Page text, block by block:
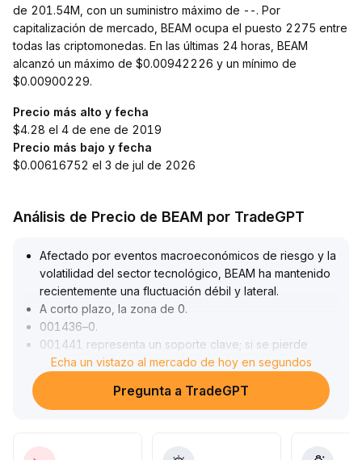
de 201.54M, con un suministro máximo de --. Por
capitalización de mercado, BEAM ocupa el puesto 2275 entre
todas las criptomonedas. En las últimas 24 horas, BEAM
alcanzó un máximo de $0.00942226 y un mínimo de
$0.00900229.
Precio más alto y fecha
$4.28 el 4 de ene de 2019
Precio más bajo y fecha
$0.00616752 el 3 de jul de 2026
Análisis de Precio de BEAM por TradeGPT
Afectado por eventos macroeconómicos de riesgo y la
volatilidad del sector tecnológico, BEAM ha mantenido
recientemente una fluctuación débil y lateral.
A corto plazo, la zona de 0.
001436–0.
001441 representa un soporte clave; si se pierde
podría bajar hasta 0
00138, mientras que, para un rebote, se debe
observar la resistencia en 0 .
muestran una capacidad de repunte limitada, por lo que
Echa un vistazo al mercado de hoy en segundos
Pregunta a TradeGPT